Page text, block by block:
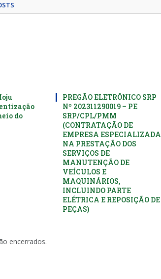
do
PREGÃO ELETRÔNICO SRP
Nº 202311290019 – PE
SRP/CPL/PMM
(CONTRATAÇÃO DE
EMPRESA ESPECIALIZADA
NA PRESTAÇÃO DOS
SERVIÇOS DE
MANUTENÇÃO DE
VEÍCULOS E
MAQUINÁRIOS,
INCLUINDO PARTE
ELÉTRICA E REPOSIÇÃO DE
PEÇAS)
encerrados.